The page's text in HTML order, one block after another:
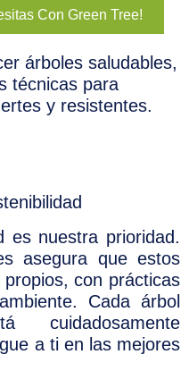
Con Green Tree!
árboles saludables,
técnicas para
y resistentes.
es nuestra prioridad.
asegura que estos
con prácticas
Cada árbol
cuidadosamente
a ti en las mejores